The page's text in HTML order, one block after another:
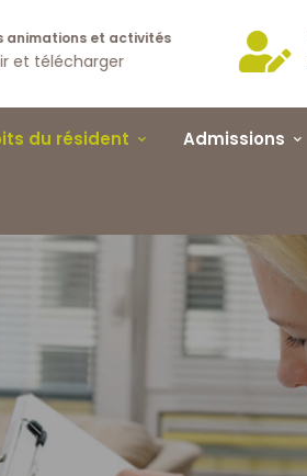
animations et activités
et télécharger
du résident Admissions